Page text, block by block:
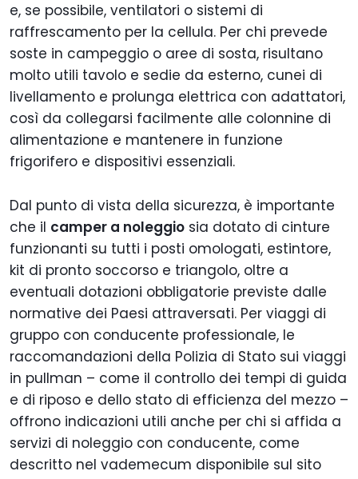
e, se possibile, ventilatori o sistemi di
raffrescamento per la cellula. Per chi prevede
soste in campeggio o aree di sosta, risultano
molto utili tavolo e sedie da esterno, cunei di
livellamento e prolunga elettrica con adattatori,
così da collegarsi facilmente alle colonnine di
alimentazione e mantenere in funzione
frigorifero e dispositivi essenziali.
Dal punto di vista della sicurezza, è importante
che il camper a noleggio sia dotato di cinture
funzionanti su tutti i posti omologati, estintore,
kit di pronto soccorso e triangolo, oltre a
eventuali dotazioni obbligatorie previste dalle
normative dei Paesi attraversati. Per viaggi di
gruppo con conducente professionale, le
raccomandazioni della Polizia di Stato sui viaggi
in pullman – come il controllo dei tempi di guida
e di riposo e dello stato di efficienza del mezzo –
offrono indicazioni utili anche per chi si affida a
servizi di noleggio con conducente, come
descritto nel vademecum disponibile sul sito